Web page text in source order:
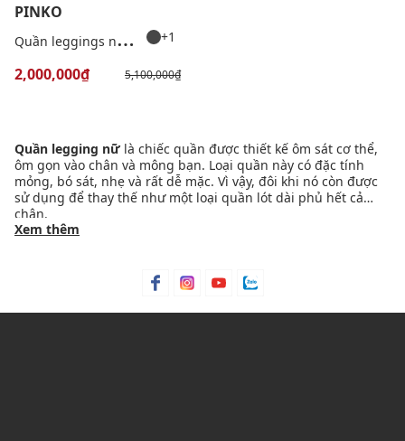
PINKO
Q
uần leggings nữ hoạ tiết Ginseng +1
2,000,000₫ 5,100,000₫
Quần legging nữlà chiếc quần được thiết kế ôm sát cơ thể,
ôm gọn vào chân và mông bạn. Loại quần này có đặc tính
mỏng, bó sát, nhẹ và rất dễ mặc. Vì vậy, đôi khi nó còn được
sử dụng để thay thế như một loại quần lót dài phủ hết cả
chân.
1. NHỮNG KIỂU/MẪU QUẦN LEGGING NỮ ĐẸP NHẤT HIỆN
NAY
giản nhưng lại không thể thiếu trong tủ quần áo của các chị
chuộng và đẹp nhất hiện nay:
Xem thêm